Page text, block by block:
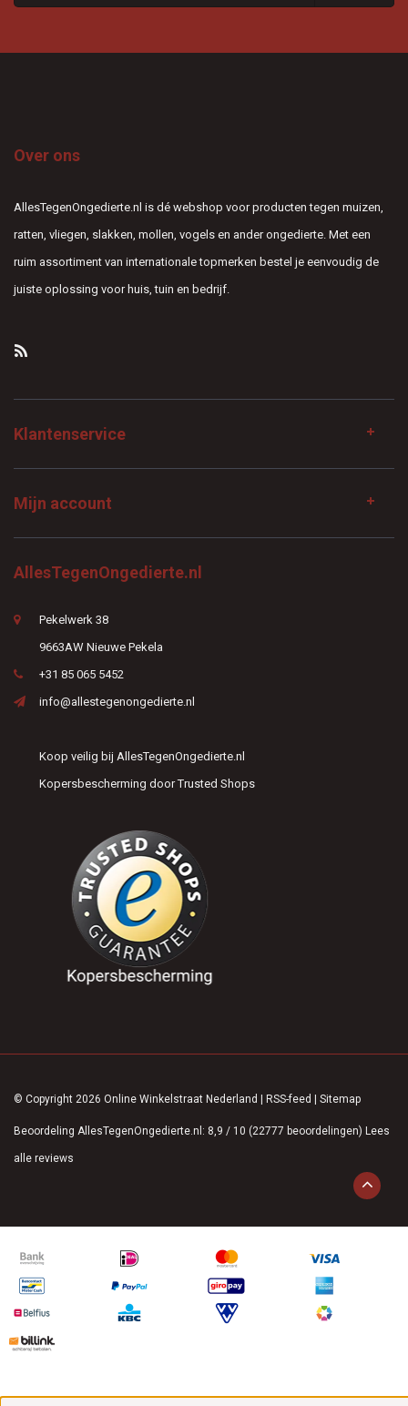
Over ons
AllesTegenOngedierte.nl is dé webshop voor producten tegen muizen,
ratten, vliegen, slakken, mollen, vogels en ander ongedierte. Met een
ruim assortiment van internationale topmerken bestel je eenvoudig de
juiste oplossing voor huis, tuin en bedrijf.
Klantenservice
Mijn account
AllesTegenOngedierte.nl
Pekelwerk 38
9663AW Nieuwe Pekela
+31 85 065 5452
info@allestegenongedierte.nl
Koop veilig bij AllesTegenOngedierte.nl
Kopersbescherming door Trusted Shops
© Copyright 2026 Online Winkelstraat Nederland | RSS-feed | Sitemap
Beoordeling AllesTegenOngedierte.nl : 8,9 / 10 (22777 beoordelingen) Lees
alle reviews